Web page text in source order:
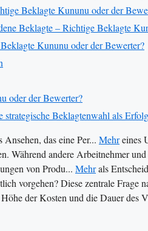
Beklagte Kununu oder der
Beklagte – Richtige Beklagte
Kununu oder der Bewerter?
oder der Bewerter?
Beklagtenwahl als
das eine Per... Mehreines
Während andere Arbeitnehmer
von Produ... Mehrals
vorgehen? Diese zentrale Frage
der Kosten und die Dauer des